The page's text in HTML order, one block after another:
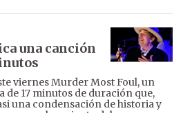
una canción
viernes Murder Most Foul, un
de 17 minutos de duración que,
una condensación de historia y